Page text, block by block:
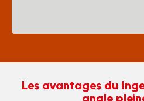
Les avantages du
angle